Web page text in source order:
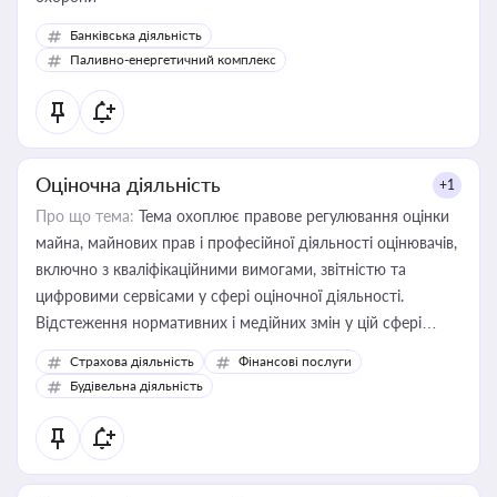
Банківська діяльність
Паливно-енергетичний комплекс
Оціночна діяльність +1
Про що тема: Тема охоплює правове регулювання оцінки
майна, майнових прав і професійної діяльності оцінювачів,
включно з кваліфікаційними вимогами, звітністю та
цифровими сервісами у сфері оціночної діяльності.
Відстеження нормативних і медійних змін у цій сфері
корисне для власника бізнесу, керівника, юриста або
бухгалтера під час оподаткування, приватизації, оренди
державного майна, корпоративних угод і перевірки
статусу суб'єктів оціночної діяльності
Страхова діяльність
Фінансові послуги
Будівельна діяльність